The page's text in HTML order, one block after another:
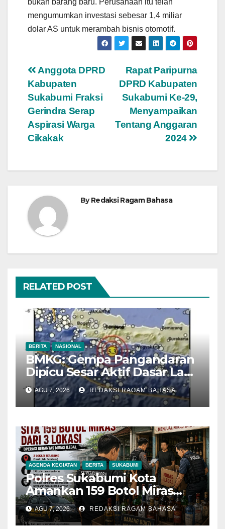
bukan barang baru. Perusahaan itu telah
mengumumkan investasi sebesar 1,4 miliar
dolar AS untuk merambah bisnis otomotif.
Navigasi
pos
Rapat Paripurna
DPRD Kabupaten
Sukabumi Ke-29,
Menyampaikan
Tentang Anggaran
2024
Anggota DPRD
Kabupaten
Sukabumi Fraksi
Gerindra Serap
Aspirasi Warga
Cikakak
ByRedaksi Ragam Bahasa
RELATED POST
BERITA NASIONAL
BMKG: Gempa Pangandaran
Dipicu Sesar Aktif Dasar Laut,
Getarannya Terasa hingga
Sukabumi
AGU 7, 2026 REDAKSI RAGAM BAHASA
AGENDA KEGIATAN BERITA SUKABUMI
Polres Sukabumi Kota
Amankan 159 Botol Miras
Ilegal dari Tiga Lokasi dalam
Operasi Penyakit Masyarakat
AGU 7, 2026 REDAKSI RAGAM BAHASA